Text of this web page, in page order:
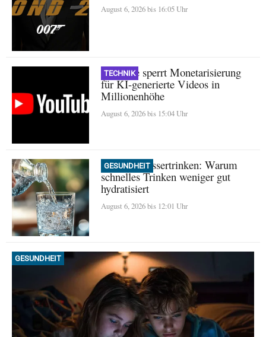
August 6, 2026 bis 16:05 Uhr
TECHNIK
YouTube sperrt Monetarisierung
für KI-generierte Videos in
Millionenhöhe
August 6, 2026 bis 15:04 Uhr
GESUNDHEIT
Mythos Wassertrinken: Warum
schnelles Trinken weniger gut
hydratisiert
August 6, 2026 bis 12:01 Uhr
GESUNDHEIT